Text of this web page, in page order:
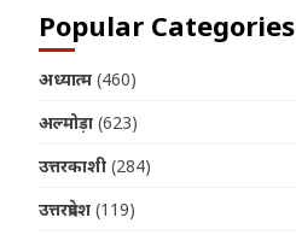
Popular Categories
अध्यात्म (460)
अल्मोड़ा (623)
उत्तरकाशी (284)
उत्तरप्रदेश (119)